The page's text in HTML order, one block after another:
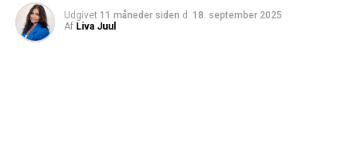
Udgivet 11 måneder siden d. 18. september 2025
Af Liva Juul